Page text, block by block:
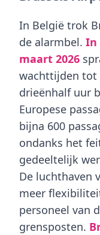
In België trok
de alarmbel. In
maart 2026
wachttijden tot
drieënhalf uur
Europese
bijna 600
ondanks het
gedeeltelijk
De luchthaven
meer
personeel van
grensposten.